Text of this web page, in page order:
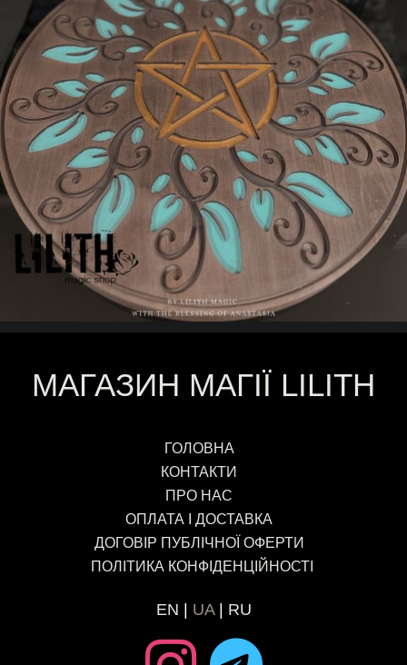
МАГАЗИН МАГІЇ LILITH
ГОЛОВНА
КОНТАКТИ
ПРО НАС
ОПЛАТА І ДОСТАВКА
ДОГОВІР ПУБЛІЧНОЇ ОФЕРТИ
ПОЛІТИКА КОНФІДЕНЦІЙНОСТІ
EN UA RU